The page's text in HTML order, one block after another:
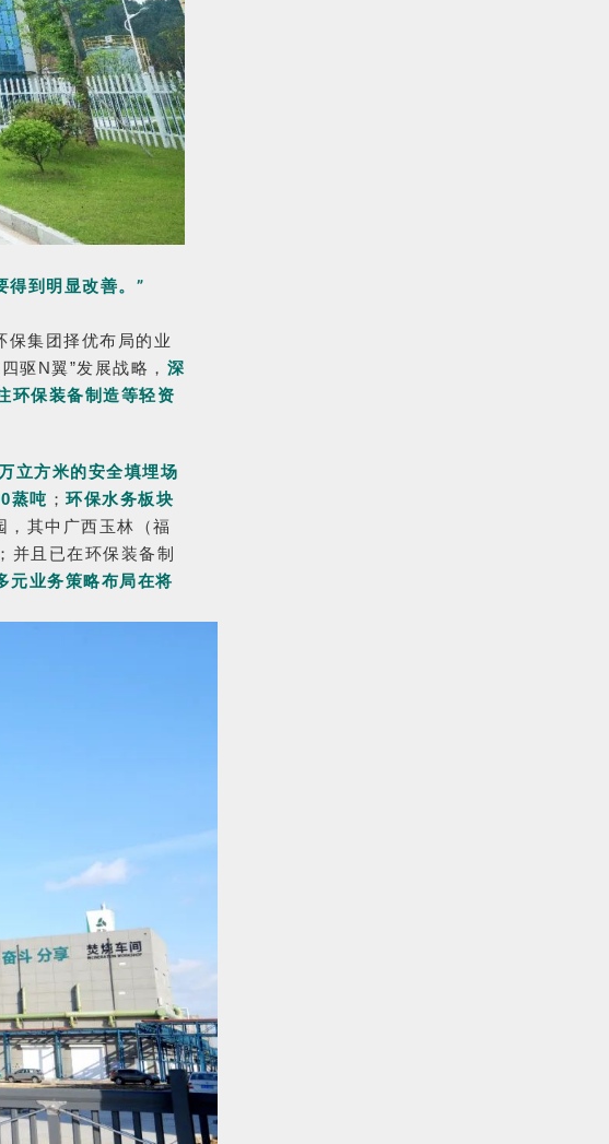
到明显改善。”
保集团择优布局的业
驱N翼”发展战略， 深
环保装备制造等轻资
立方米的安全填埋场
蒸吨 ； 环保水务板块
，其中广西玉林（福
并且已在环保装备制
元业务策略布局在将